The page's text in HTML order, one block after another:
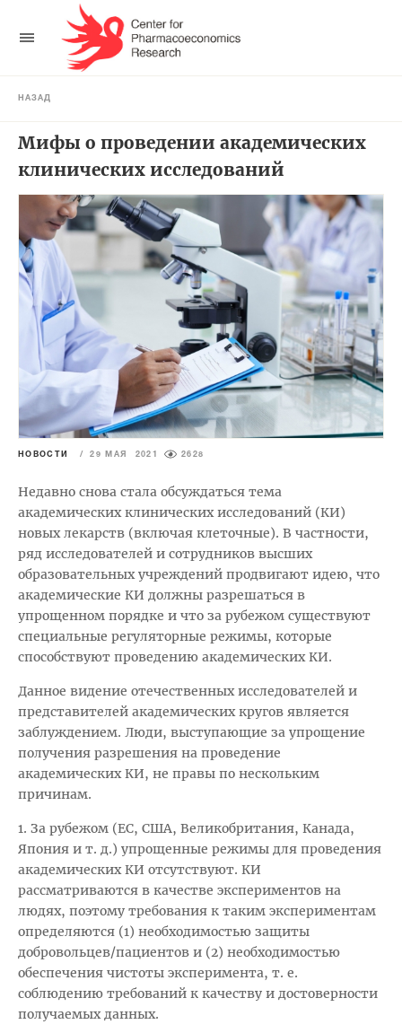
НАЗАД
Мифы о проведении академических
клинических исследований
НОВОСТИ / 29 МАЯ 2021 2628
Недавно снова стала обсуждаться тема
академических клинических исследований (КИ)
новых лекарств (включая клеточные). В частности,
ряд исследователей и сотрудников высших
образовательных учреждений продвигают идею, что
академические КИ должны разрешаться в
упрощенном порядке и что за рубежом существуют
специальные регуляторные режимы, которые
способствуют проведению академических КИ.
Данное видение отечественных исследователей и
представителей академических кругов является
заблуждением. Люди, выступающие за упрощение
получения разрешения на проведение
академических КИ, не правы по нескольким
причинам.
1. За рубежом (ЕС, США, Великобритания, Канада,
Япония и т. д.) упрощенные режимы для проведения
академических КИ отсутствуют. КИ
рассматриваются в качестве экспериментов на
людях, поэтому требования к таким экспериментам
определяются (1) необходимостью защиты
добровольцев/пациентов и (2) необходимостью
обеспечения чистоты эксперимента, т. е.
соблюдению требований к качеству и достоверности
получаемых данных.